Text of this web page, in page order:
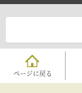
ページに戻る